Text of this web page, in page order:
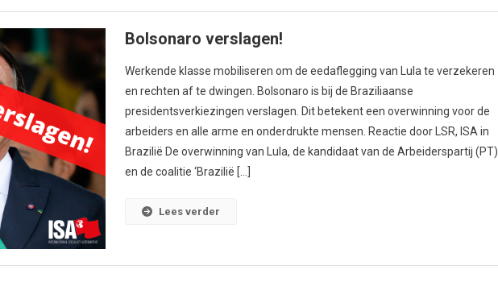
Bolsonaro verslagen!
Werkende klasse mobiliseren om de eedaflegging van Lula te verzekeren
en rechten af te dwingen. Bolsonaro is bij de Braziliaanse
presidentsverkiezingen verslagen. Dit betekent een overwinning voor de
arbeiders en alle arme en onderdrukte mensen. Reactie door LSR, ISA in
Brazilië De overwinning van Lula, de kandidaat van de Arbeiderspartij (PT)
en de coalitie ‘Brazilië […]
Lees verder